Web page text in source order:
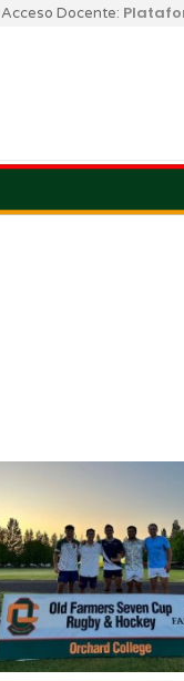
Acceso Docente: